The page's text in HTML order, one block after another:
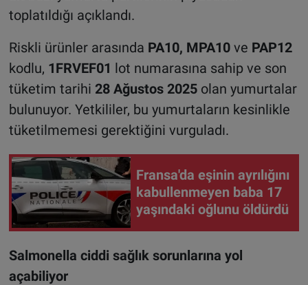
toplatıldığı açıklandı.
Riskli ürünler arasında PA10, MPA10ve PAP12
kodlu, 1FRVEF01 lot numarasına sahip ve son
tüketim tarihi 28 Ağustos 2025olan yumurtalar
bulunuyor. Yetkililer, bu yumurtaların kesinlikle
tüketilmemesi gerektiğini vurguladı.
Fransa'da eşinin ayrılığını
kabullenmeyen baba 17
yaşındaki oğlunu öldürdü
Salmonella ciddi sağlık sorunlarına yol
açabiliyor